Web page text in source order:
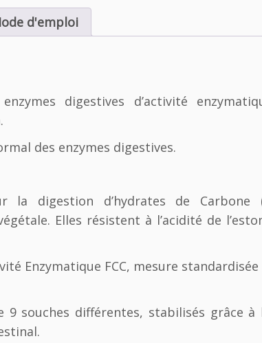
d'emploi
digestives d’activité
des enzymes digestives.
la digestion d’hydrates de
Elles résistent à l’acidité de
Enzymatique FCC, mesure
souches différentes, stabilisés grâce